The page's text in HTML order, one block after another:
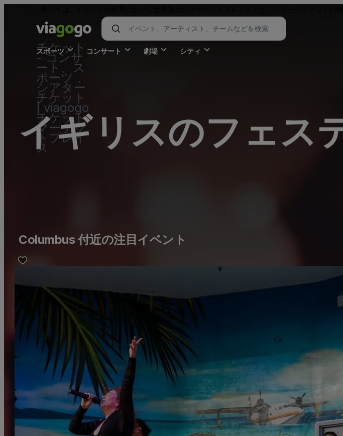
チケット
- コンサ
ート、ス
ポーツ 、
シアター
チケット
| viagogo
チケット
マーケッ
トプレイ
ス
スポーツ コンサート 劇場 シティ
イギリスのフェス
Columbus 付近の注目イベント